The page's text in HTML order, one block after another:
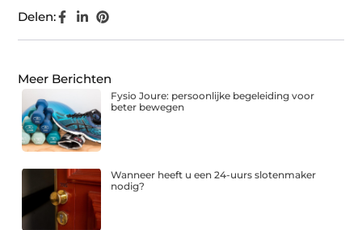
Delen:
Meer Berichten
Fysio Joure: persoonlijke begeleiding voor
beter bewegen
Wanneer heeft u een 24-uurs slotenmaker
nodig?